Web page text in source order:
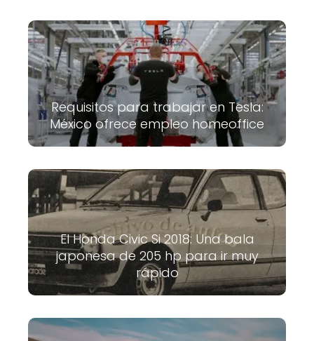
Requisitos para trabajar en Tesla:
México ofrece empleo homeoffice
El Honda Civic Si 2018: Una bala
japonesa de 205 hp para ir muy
rápido